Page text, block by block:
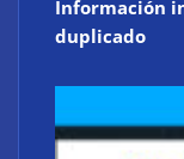
Información
duplicado